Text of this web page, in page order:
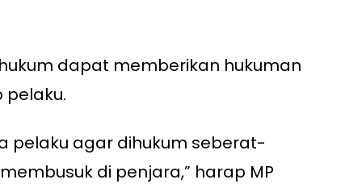
dapat memberikan hukuman
pelaku agar dihukum seberat-
di penjara,” harap MP